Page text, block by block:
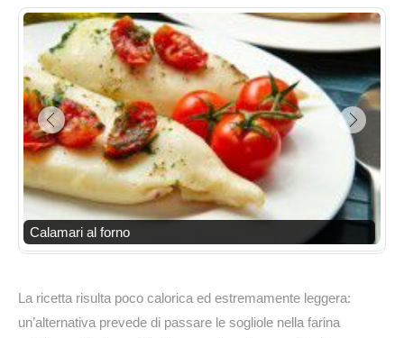
Calamari al forno
La ricetta risulta poco calorica ed estremamente leggera:
un’alternativa prevede di passare le sogliole nella farina